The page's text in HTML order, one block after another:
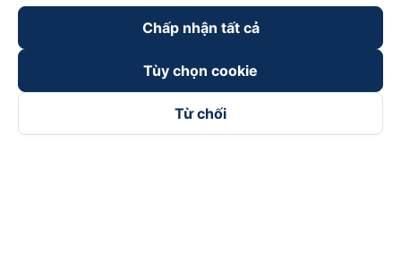
Chấp nhận tất cả
Tùy chọn cookie
Từ chối